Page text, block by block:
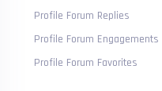
Profile Forum Replies
Profile Forum Engagements
Profile Forum Favorites